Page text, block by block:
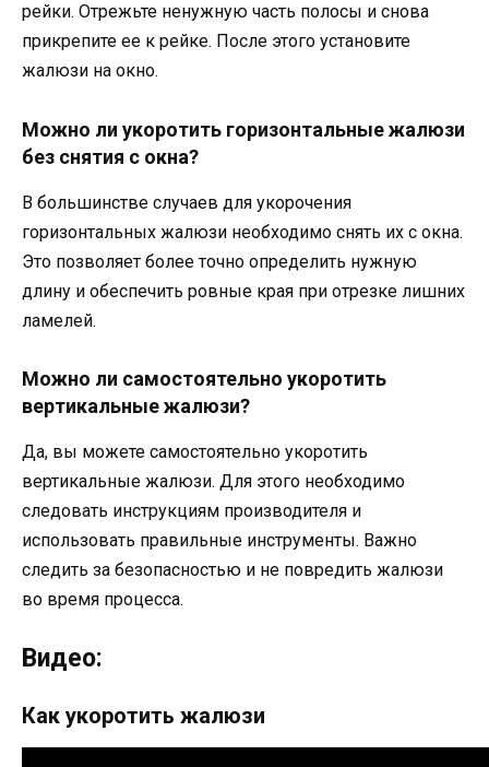
рейки. Отрежьте ненужную часть полосы и снова
прикрепите ее к рейке. После этого установите
жалюзи на окно.
Можно ли укоротить горизонтальные жалюзи
без снятия с окна?
В большинстве случаев для укорочения
горизонтальных жалюзи необходимо снять их с окна.
Это позволяет более точно определить нужную
длину и обеспечить ровные края при отрезке лишних
ламелей.
Можно ли самостоятельно укоротить
вертикальные жалюзи?
Да, вы можете самостоятельно укоротить
вертикальные жалюзи. Для этого необходимо
следовать инструкциям производителя и
использовать правильные инструменты. Важно
следить за безопасностью и не повредить жалюзи
во время процесса.
Видео:
Как укоротить жалюзи